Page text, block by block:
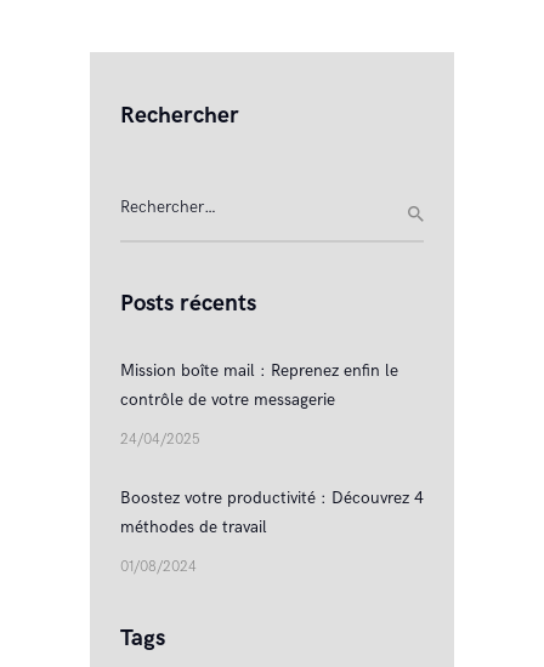
Rechercher
Rechercher :
Posts récents
Mission boîte mail : Reprenez enfin le
contrôle de votre messagerie
24/04/2025
Boostez votre productivité : Découvrez 4
méthodes de travail
01/08/2024
Tags